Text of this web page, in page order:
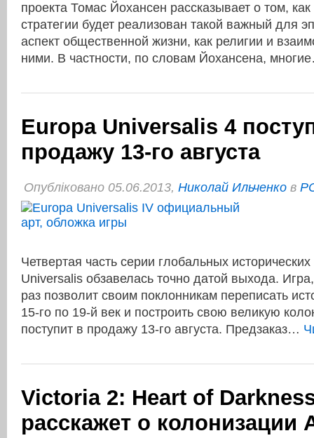
проекта Томас Йохансен рассказывает о том,
стратегии будет реализован такой важный для
аспект общественной жизни, как религии и
ними. В частности, по словам Йохансена,
Europa Universalis 4
продажу 13-го августа
Опубліковано 05.06.2013, Николай Ильченко в
Четвертая часть серии глобальных
Universalis обзавелась точно датой выхода.
раз позволит своим поклонникам переписать
15-го по 19-й век и построить свою великую
поступит в продажу 13-го августа. Предзаказ…
Victoria 2: Heart of
расскажет о колонизации